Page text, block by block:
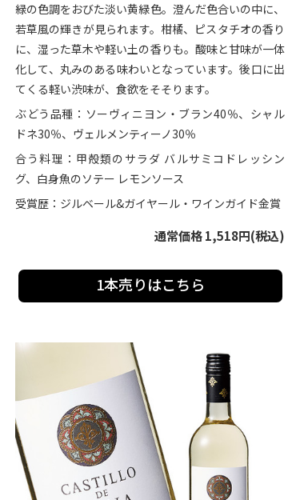
緑の色調をおびた淡い黄緑色。澄んだ色合いの中に、
若草風の輝きが見られます。柑橘、ピスタチオの香り
に、湿った草木や軽い土の香りも。酸味と甘味が一体
化して、丸みのある味わいとなっています。後口に出
てくる軽い渋味が、食欲をそそります。
ぶどう品種：ソーヴィニヨン・ブラン40％、シャル
ドネ30％、ヴェルメンティーノ30％
合う料理：甲殻類のサラダ バルサミコドレッシン
グ、白身魚のソテー レモンソース
受賞歴：ジルベール&ガイヤール・ワインガイド金賞
通常価格 1,518円(税込)
1本売りはこちら